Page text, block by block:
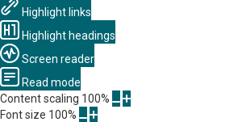
Highlight links
Highlight headings
Screen reader
Read mode
Content scaling 100%
Font size 100%